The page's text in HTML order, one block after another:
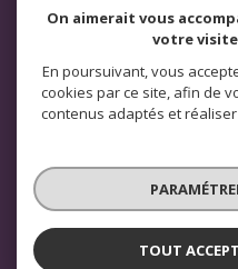
1 Avenue du
© 2026 | Tous droits
On aimerait vous
votre
En poursuivant, vous
cookies par ce site, afin de
contenus adaptés et
TOUT